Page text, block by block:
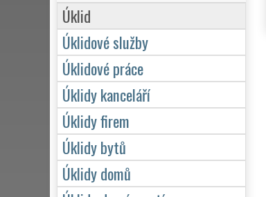
Úklid
Úklidové služby
Úklidové práce
Úklidy kanceláří
Úklidy firem
Úklidy bytů
Úklidy domů